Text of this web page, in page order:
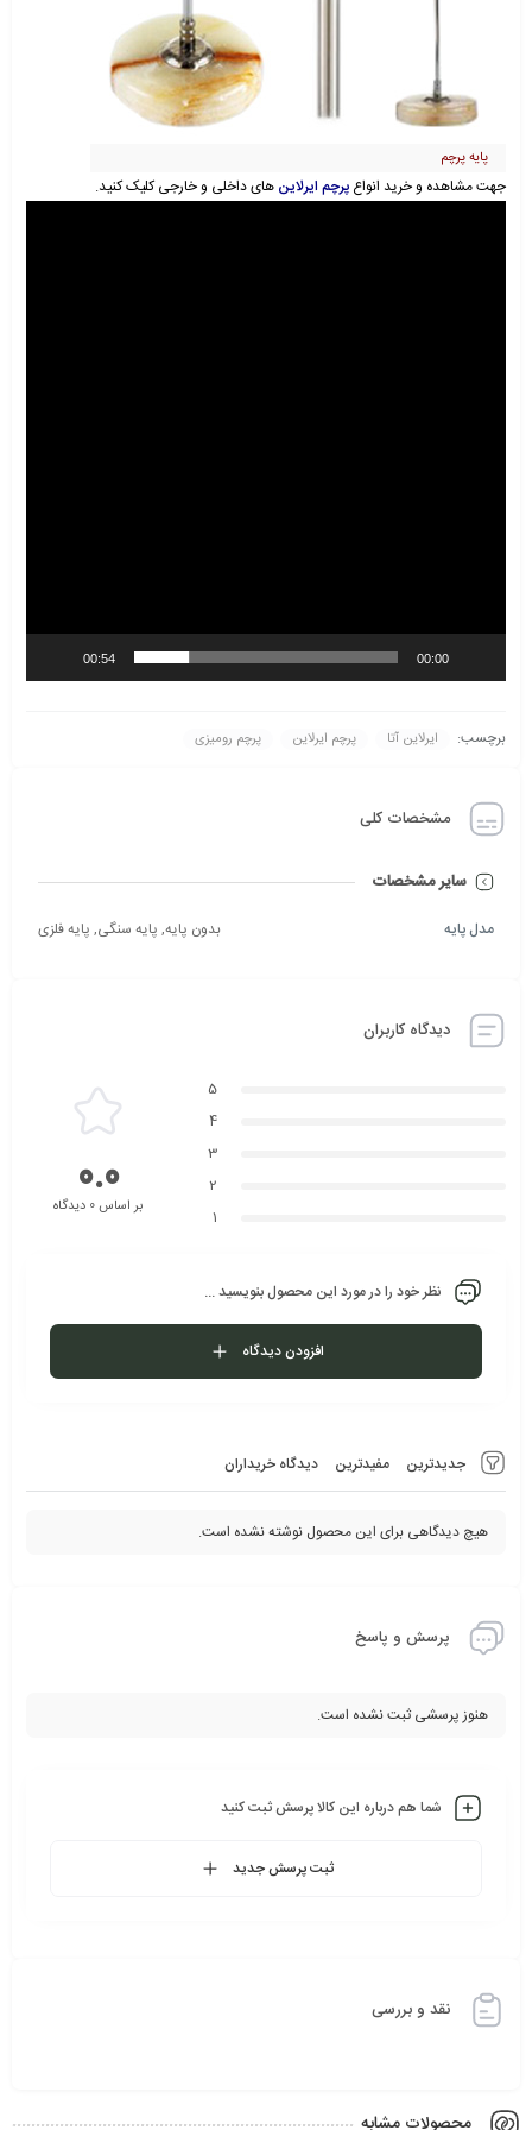
پایه پرچم
جهت مشاهده و خرید انواع پرچم ایرلاین های داخلی و خارجی کلیک کنید.
00:00
00:54
برچسب: ایرلاین آتا پرچم ایرلاین پرچم رومیزی
مشخصات کلی
سایر مشخصات
مدل پایه بدون پایه, پایه سنگی, پایه فلزی
دیدگاه کاربران
جدیدترین مفیدترین دیدگاه خریداران
هیچ دیدگاهی برای این محصول نوشته نشده است.
5
4
3
2
1
0.0بر اساس 0 دیدگاه
نظر خود را در مورد این محصول بنویسید ...
افزودن دیدگاه
پرسش و پاسخ
هنوز پرسشی ثبت نشده است.
شما هم درباره این کالا پرسش ثبت کنید
ثبت پرسش جدید
نقد و بررسی
محصولات مشابه